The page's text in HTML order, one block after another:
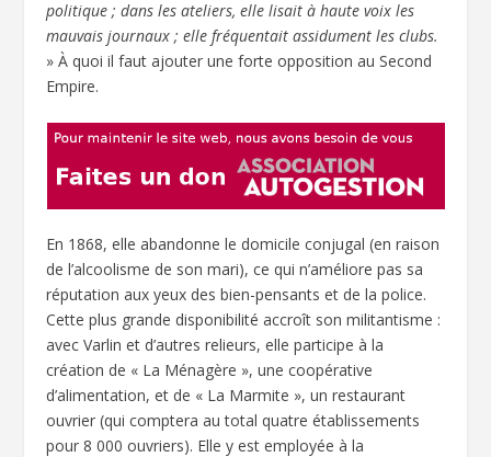
politique ; dans les ateliers, elle lisait à haute voix les
mauvais journaux ; elle fréquentait assidument les clubs.
» À quoi il faut ajouter une forte opposition au Second
Empire.
En 1868, elle abandonne le domicile conjugal (en raison
de l’alcoolisme de son mari), ce qui n’améliore pas sa
réputation aux yeux des bien-pensants et de la police.
Cette plus grande disponibilité accroît son militantisme :
avec Varlin et d’autres relieurs, elle participe à la
création de « La Ménagère », une coopérative
d’alimentation, et de « La Marmite », un restaurant
ouvrier (qui comptera au total quatre établissements
pour 8 000 ouvriers). Elle y est employée à la